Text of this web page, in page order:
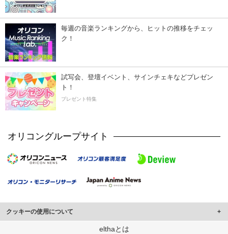
毎週の音楽ランキングから、ヒットの推移をチェッ
ク！
試写会、登壇イベント、サインチェキなどプレゼン
ト！
プレゼント特集
オリコングループサイト
クッキーの使用について
このサイトでは Cookie を使用して、ユーザーに合わせたコンテンツや広告の
elthaとは